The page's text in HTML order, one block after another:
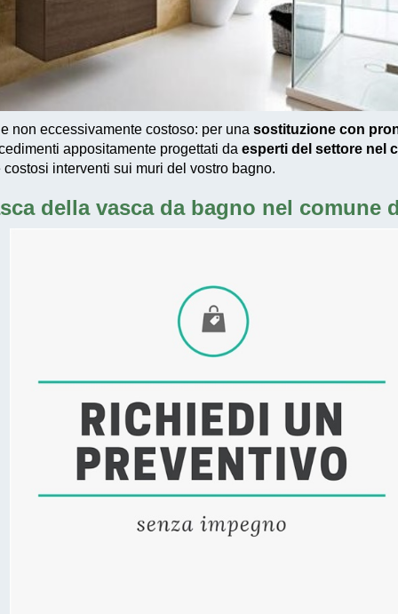
non eccessivamente costoso: per una sostituzione con
appositamente progettati da esperti del settore nel
interventi sui muri del vostro bagno.
della vasca da bagno nel comune